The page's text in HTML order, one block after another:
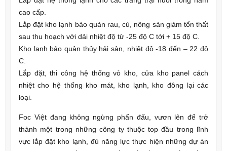
cao cấp.
Lắp đặt kho lạnh bảo quản rau, củ, nông sản giảm tổn thất
sau thu hoạch với dải nhiệt độ từ -25 độ C tới + 15 độ C.
Kho lạnh bảo quản thủy hải sản, nhiệt độ -18 đến – 22 độ
C.
Lắp đặt, thi công hệ thống vỏ kho, cửa kho panel cách
nhiệt cho hệ thống kho mát, kho lạnh, kho đông lại các
loại.
Foc Việt đang không ngừng phấn đấu, vươn lên để trở
thành một trong những công ty thuộc top đầu trong lĩnh
vực lắp đặt kho lạnh, đủ năng lực thực hiện những dự án